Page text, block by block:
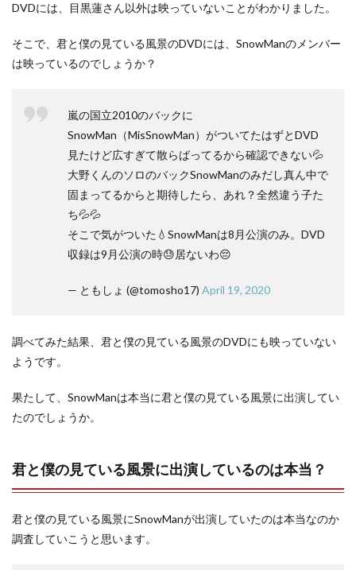
DVDには、目黒蓮さん以外は映っていないことがわかりました。
そこで、君と僕の見ている風景のDVDには、SnowManのメンバー
は映っているのでしょうか？
嵐の国立2010のバックに
SnowMan（MisSnowMan）がついてたはずとDVD
見たけど広すぎて散らばってるから確認できない💦
大野くんのソロのバックSnowManのみだし真ん中で
固まってるからと期待したら、あれ？全然違う子た
ち💦💦
そこで気がついた💧SnowManは8月公演のみ。DVD
収録は9月公演の時😓居ないわ😔
— ともしょ (@tomosho17) April 19, 2020
調べてみた結果、君と僕の見ている風景のDVDにも映っていない
ようです。
果たして、SnowManは本当に君と僕の見ている風景に出演してい
たのでしょうか。
君と僕の見ている風景に出演しているのは本当？
君と僕の見ている風景にSnowManが出演していたのは本当なのか
調査していこうと思います。